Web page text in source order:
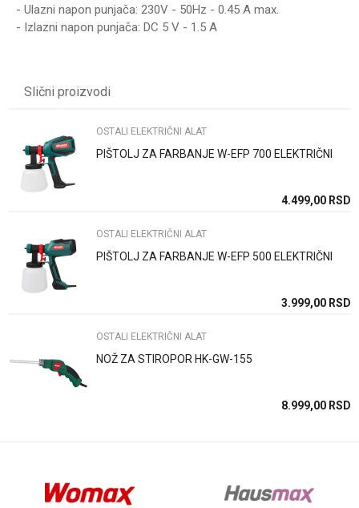
- Ulazni napon punjača: 230V - 50Hz - 0.45 A max.
- Izlazni napon punjača: DC 5 V - 1.5 A
Poruka
Anti-spam zaštita - izračunajte koliko je 4 + 1 :
Slični proizvodi
OSTALI ELEKTRIČNI ALAT
PIŠTOLJ ZA FARBANJE W-EFP 700 ELEKTRIČNI
4.499,00 RSD
OSTALI ELEKTRIČNI ALAT
PIŠTOLJ ZA FARBANJE W-EFP 500 ELEKTRIČNI
3.999,00 RSD
OSTALI ELEKTRIČNI ALAT
NOŽ ZA STIROPOR HK-GW-155
8.999,00 RSD